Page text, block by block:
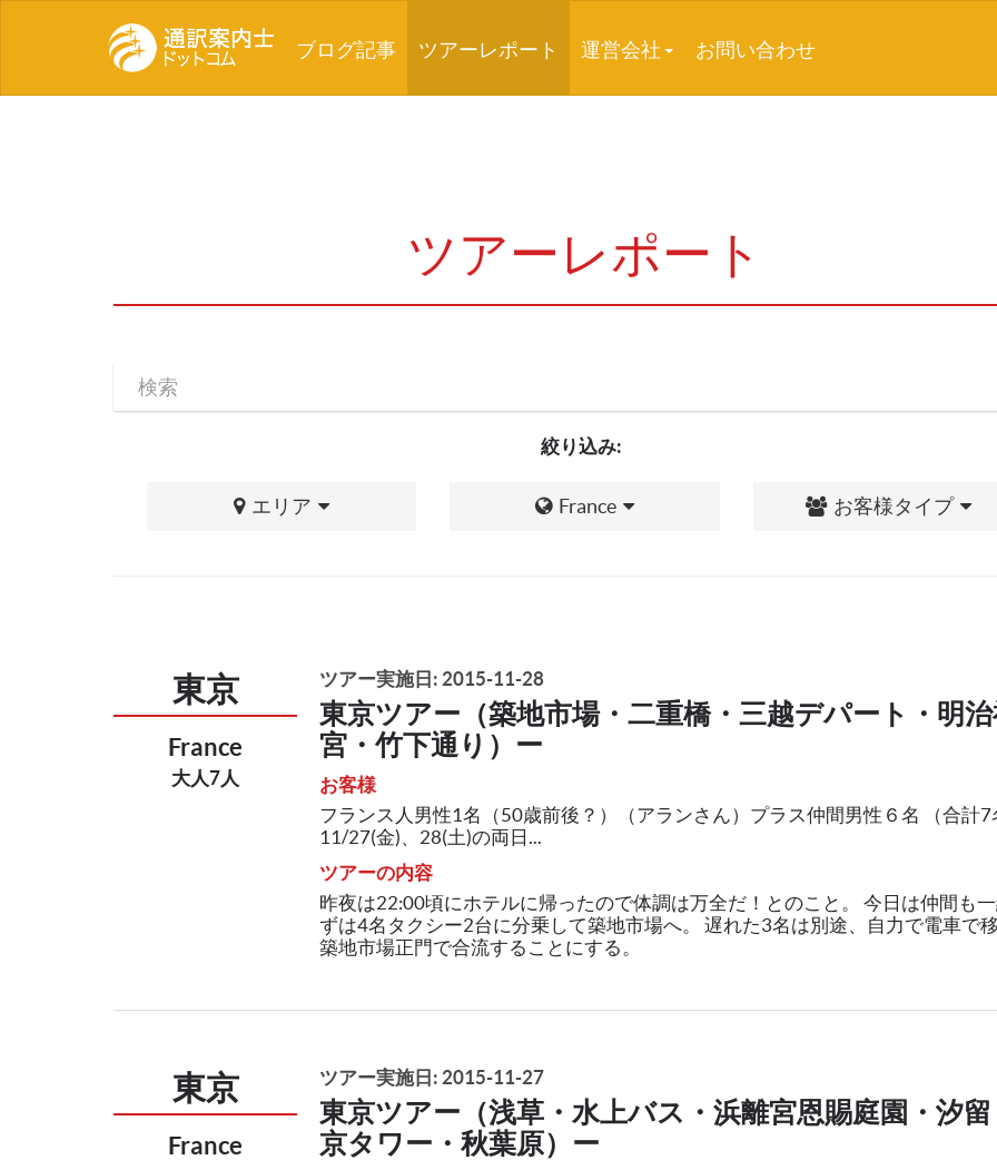
ブログ記事(current)
ツアーレポート 運営会社 お問い合わせ
ツアーレポート
絞り込み:
エリア France お客様タイプ
東京
France
大人7人
ツアー実施日: 2015-11-28
東京ツアー（築地市場・二重橋・三越デパート・明
宮・竹下通り）ー
お客様
フランス人男性1名（50歳前後？）（アランさん）プラス仲間男性６名 （合計7
11/27(金)、28(土)の両日...
ツアーの内容
昨夜は22:00頃にホテルに帰ったので体調は万全だ！とのこと。 今日は仲間も一
ずは4名タクシー2台に分乗して築地市場へ。 遅れた3名は別途、自力で電車で
築地市場正門で合流することにする。
東京
France
ツアー実施日: 2015-11-27
東京ツアー（浅草・水上バス・浜離宮恩賜庭園・汐
京タワー・秋葉原）ー